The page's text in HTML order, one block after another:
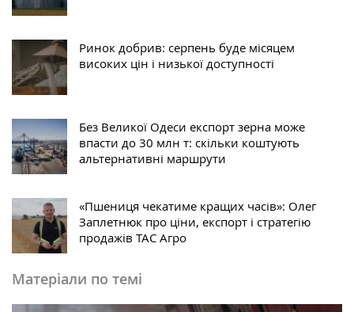
Ринок добрив: серпень буде місяцем
високих цін і низької доступності
Без Великої Одеси експорт зерна може
впасти до 30 млн т: скільки коштують
альтернативні маршрути
«Пшениця чекатиме кращих часів»: Олег
Заплетнюк про ціни, експорт і стратегію
продажів ТАС Агро
Матеріали по темі